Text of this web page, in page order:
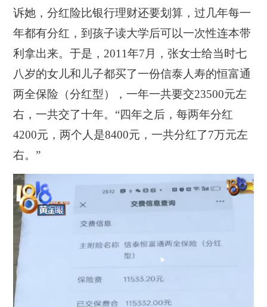
诉她，分红险比银行理财还要划算，过几年每一
年都有分红，到孩子读大学后可以一次性连本带
利拿出来。于是，2011年7月，张女士给当时七
八岁的女儿和儿子都买了一份信泰人寿的恒富通
两全保险（分红型），一年一共要交23500元左
右，一共交了十年。“四年之后，每两年分红
4200元，两个人是8400元，一共分红了7万元左
右。”